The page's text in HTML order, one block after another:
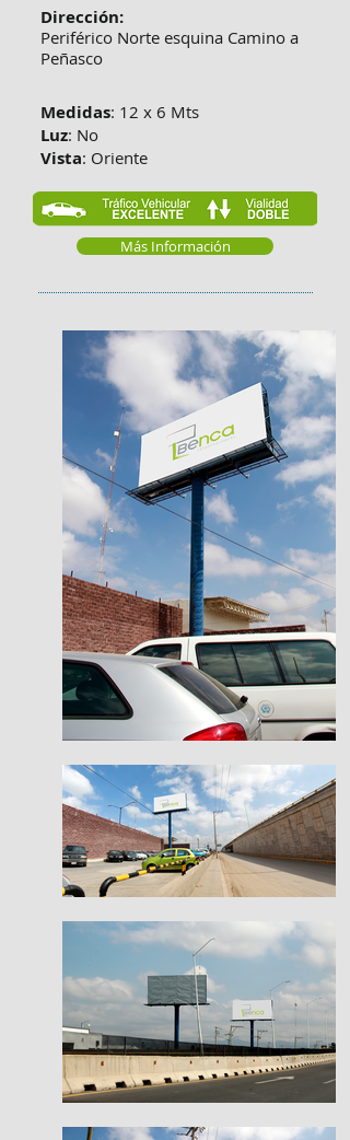
Dirección:
Periférico Norte esquina Camino a
Peñasco
Medidas: 12 x 6 Mts
Luz: No
Vista: Oriente
Más Información